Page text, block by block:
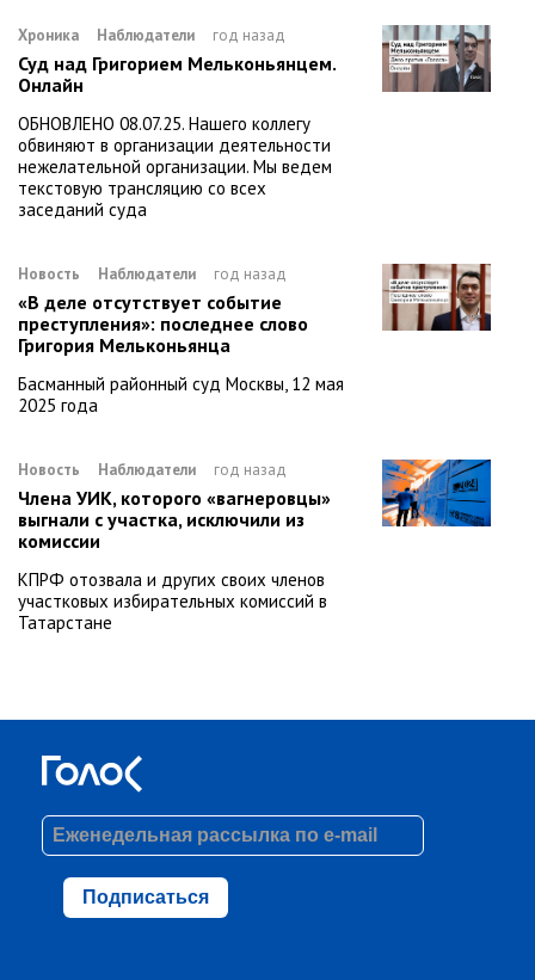
Хроника Наблюдатели год назад
Суд над Григорием Мельконьянцем.
Онлайн
ОБНОВЛЕНО 08.07.25. Нашего коллегу
обвиняют в организации деятельности
нежелательной организации. Мы ведем
текстовую трансляцию со всех
заседаний суда
Новость Наблюдатели год назад
«В деле отсутствует событие
преступления»: последнее слово
Григория Мельконьянца
Басманный районный суд Москвы, 12 мая
2025 года
Новость Наблюдатели год назад
Члена УИК, которого «вагнеровцы»
выгнали с участка, исключили из
комиссии
КПРФ отозвала и других своих членов
участковых избирательных комиссий в
Татарстане
Подписаться